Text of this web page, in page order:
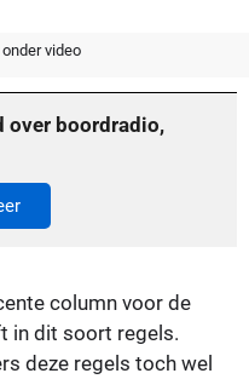
video
over boordradio,
column voor de
in dit soort regels.
deze regels toch wel